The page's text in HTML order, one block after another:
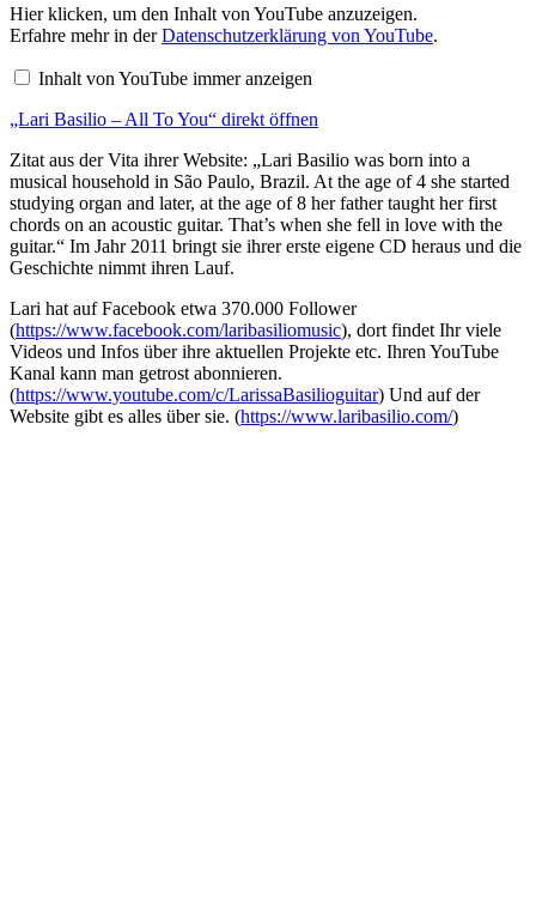
„
L
a
a
i
i
o
–
A
l
T
o
Y
o
u
“
v
o
Hier klicken, um den Inhalt von YouTube anzuzeigen.
Erfahre mehr in derDatenschutzerklärung von YouTube.
Inhalt von YouTube immer anzeigen
„Lari Basilio – All To You“ direkt öffnen
Zitat aus der Vita ihrer Website: „Lari Basilio was born into a
musical household in São Paulo, Brazil. At the age of 4 she started
studying organ and later, at the age of 8 her father taught her first
chords on an acoustic guitar. That’s when she fell in love with the
guitar.“ Im Jahr 2011 bringt sie ihrer erste eigene CD heraus und die
Geschichte nimmt ihren Lauf.
Lari hat auf Facebook etwa 370.000 Follower
(https://www.facebook.com/laribasiliomusic), dort findet Ihr viele
Videos und Infos über ihre aktuellen Projekte etc. Ihren YouTube
Kanal kann man getrost abonnieren.
(https://www.youtube.com/c/LarissaBasilioguitar) Und auf der
Website gibt es alles über sie. (https://www.laribasilio.com/)